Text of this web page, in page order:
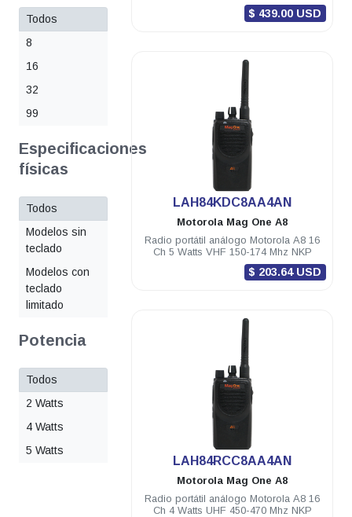
Todos
8
16
32
99
Especificaciones
físicas
Todos
Modelos sin
teclado
Modelos con
teclado
limitado
Potencia
Todos
2 Watts
4 Watts
5 Watts
$ 439.00 USD
LAH84KDC8AA4AN
Motorola Mag One A8
Radio portátil análogo Motorola A8 16
Ch 5 Watts VHF 150-174 Mhz NKP
$ 203.64 USD
LAH84RCC8AA4AN
Motorola Mag One A8
Radio portátil análogo Motorola A8 16
Ch 4 Watts UHF 450-470 Mhz NKP